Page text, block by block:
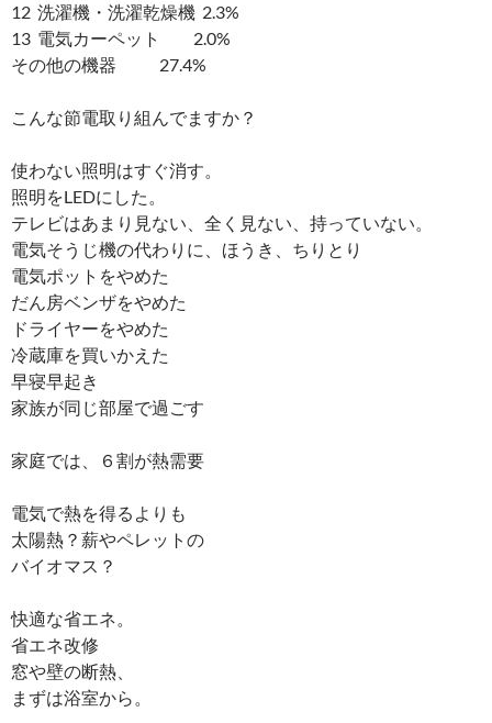
12 洗濯機・洗濯乾燥機 2.3%
13 電気カーペット 2.0%
その他の機器 27.4%
こんな節電取り組んでますか？
使わない照明はすぐ消す。
照明をLEDにした。
テレビはあまり見ない、全く見ない、持っていない。
電気そうじ機の代わりに、ほうき、ちりとり
電気ポットをやめた
だん房ベンザをやめた
ドライヤーをやめた
冷蔵庫を買いかえた
早寝早起き
家族が同じ部屋で過ごす
家庭では、６割が熱需要
電気で熱を得るよりも
太陽熱？薪やペレットの
バイオマス？
快適な省エネ。
省エネ改修
窓や壁の断熱、
まずは浴室から。